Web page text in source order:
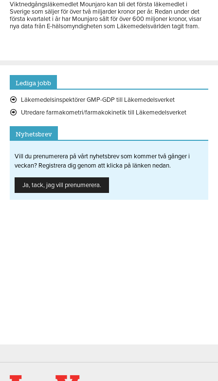
Viktnedgångsläkemedlet Mounjaro kan bli det första läkemedlet i
Sverige som säljer för över två miljarder kronor per år. Redan under det
första kvartalet i år har Mounjaro sålt för över 600 miljoner kronor, visar
nya data från E-hälsomyndigheten som Läkemedelsvärlden tagit fram.
Lediga jobb
Läkemedelsinspektörer GMP-GDP till Läkemedelsverket
Utredare farmakometri/farmakokinetik till Läkemedelsverket
Nyhetsbrev
Vill du prenumerera på vårt nyhetsbrev som kommer två gånger i
veckan? Registrera dig genom att klicka på länken nedan.
Ja, tack, jag vill prenumerera.